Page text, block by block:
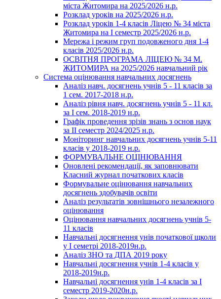
міста Житомира на 2025/2026 н.р.
Розклад уроків на 2025/2026 н.р.
Розклад уроків 1-4 класів Ліцею № 34 міста
Житомира на І семестр 2025/2026 н.р.
Мережа і режим груп подовженого дня 1-4
класів 2025/2026 н.р.
ОСВІТНЯ ПРОГРАМА ЛІЦЕЮ № 34 М.
ЖИТОМИРА на 2025/2026 навчальний рік
Система оцінювання навчальних досягнень
Аналіз навч. досягнень учнів 5 - 11 класів за
1 сем. 2017-2018 н.р.
Аналіз рівня навч. досягнень учнів 5 - 11 кл.
за І сем. 2018-2019 н.р.
Графік проведення зрізів знань з основ наук
за ІІ семестр 2024/2025 н.р.
Моніторинг навчальних досягнень учнів 5-11
класів у 2018-2019 н.р.
ФОРМУВАЛЬНЕ ОЦІНЮВАННЯ
Оновлені рекомендації, як заповнювати
Класний журнал початкових класів
Формувальне оцінювання навчальних
досягнень здобувачів освіти
Аналіз результатів зовнішнього незалежного
оцінювання
Оцінювання навчальних досягнень учнів 5-
11 класів
Навчальні досягнення унів початкової щколи
у І семетрі 2018-2019н.р.
Аналіз ЗНО та ДПА 2019 року
Навчальні досягнення учнів 1-4 класів у
2018-2019н.р.
Навчальні досягнення унів 1-4 класів за І
семестр 2019-2020н.р.